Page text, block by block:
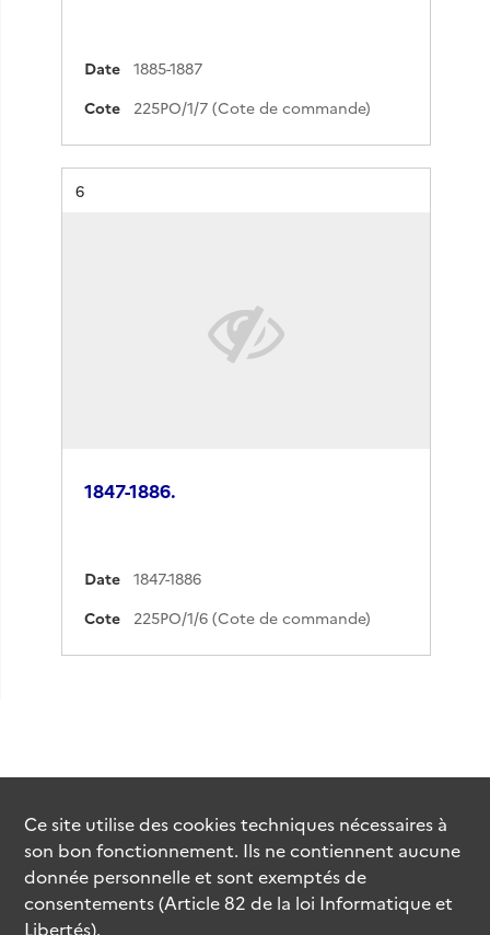
Date
1885-1887
Cote
225PO/1/7 (Cote de commande)
Résultat n°
6
1847-1886.
Date
1847-1886
Cote
225PO/1/6 (Cote de commande)
Ce site utilise descookiestechniques nécessaires à
son bon fonctionnement. Ils ne contiennent aucune
donnée personnelle et sont exemptés de
consentements (Article 82 de la loi Informatique et
Libertés).